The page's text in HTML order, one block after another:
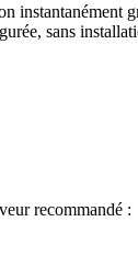
instantanément
sans
recommandé :